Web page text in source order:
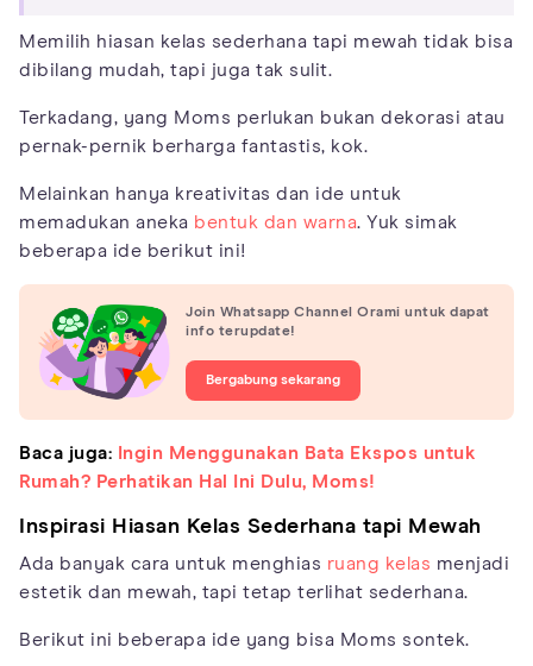
Memilih hiasan kelas sederhana tapi mewah tidak bisa
dibilang mudah, tapi juga tak sulit.
Terkadang, yang Moms perlukan bukan dekorasi atau
pernak-pernik berharga fantastis, kok.
Melainkan hanya kreativitas dan ide untuk
memadukan aneka bentuk dan warna. Yuk simak
beberapa ide berikut ini!
Join Whatsapp Channel Orami untuk dapat
info terupdate!
Bergabung sekarang
Baca juga:
Ingin Menggunakan Bata Ekspos untuk
Rumah? Perhatikan Hal Ini Dulu, Moms!
Inspirasi Hiasan Kelas Sederhana tapi Mewah
Ada banyak cara untuk menghias ruang kelas menjadi
estetik dan mewah, tapi tetap terlihat sederhana.
Berikut ini beberapa ide yang bisa Moms sontek.